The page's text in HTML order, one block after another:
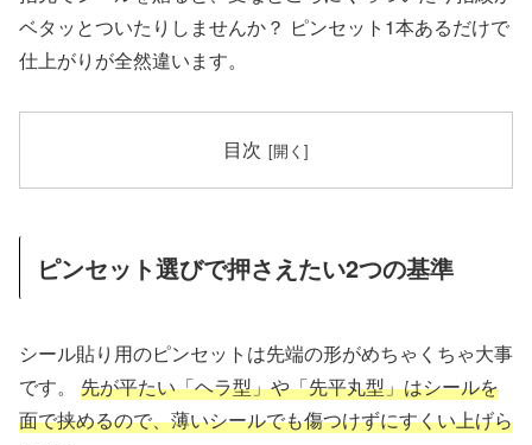
ベタッとついたりしませんか？ ピンセット1本あるだけで
仕上がりが全然違います。
目次
ピンセット選びで押さえたい2つの基準
シール貼り用のピンセットは先端の形がめちゃくちゃ大事
です。 先が平たい「ヘラ型」や「先平丸型」はシールを
面で挟めるので、薄いシールでも傷つけずにすくい上げら